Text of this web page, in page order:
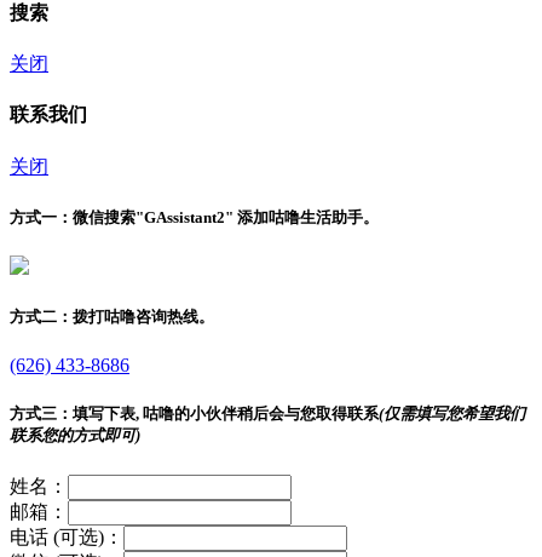
搜索
关闭
联系我们
关闭
方式一： 微信搜索"GAssistant2" 添加咕噜生活助手。
方式二： 拨打咕噜咨询热线。
(626) 433-8686
方式三： 填写下表, 咕噜的小伙伴稍后会与您取得联系(仅需填写您希望我们
联系您的方式即可)
姓名：
邮箱：
电话 (可选)：